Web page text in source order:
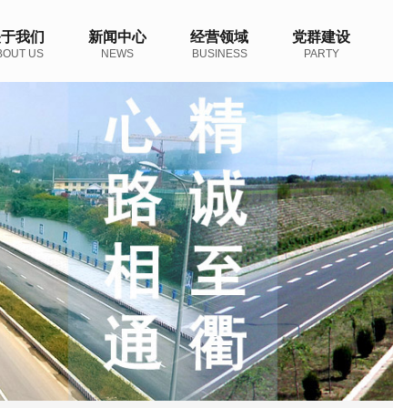
我们
US
新闻中心
NEWS
经营领域
BUSINESS
党群建设
PARTY